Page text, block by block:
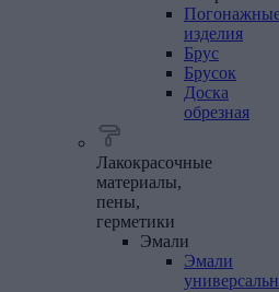
изделия
Брус
Брусок
Доска
обрезная
Лакокрасочные
материалы,
пены,
герметики
Эмали
Эмали